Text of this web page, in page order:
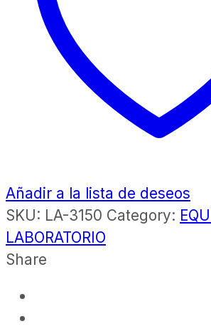
Añadir a la lista de deseos
SKU: LA-3150 Category:
LABORATORIO
Share